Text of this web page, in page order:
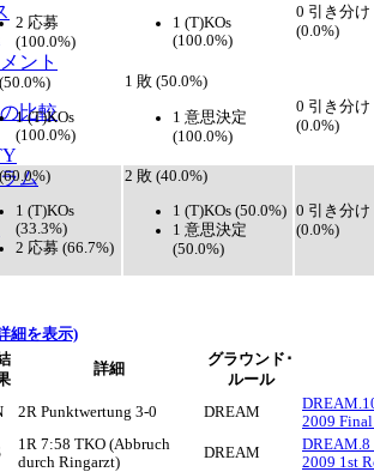
ント
比較
ム
2 応募
(100.0%)
1 (T)KOs
(100.0%)
0 引き分け
(0.0%)
1 (T)KOs
(100.0%)
1 敗 (50.0%)
1 意思決定
(100.0%)
0 引き分け
(0.0%)
1 (T)KOs
(33.3%)
2 応募 (66.7%)
2 敗 (40.0%)
1 (T)KOs (50.0%)
1 意思決定
(50.0%)
0 引き分け
(0.0%)
細を表示)
詳細
グラウンド･
ルール
2R Punktwertung 3-0 DREAM
2009
1R 7:58 TKO (Abbruch
durch Ringarzt)
DREAM
DREAM.8
2009 1st